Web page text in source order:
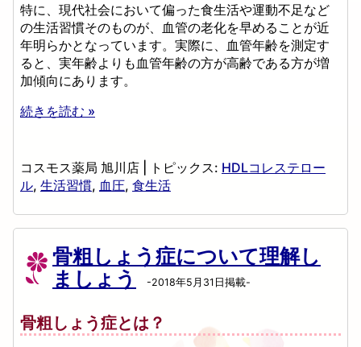
特に、現代社会において偏った食生活や運動不足など
の生活習慣そのものが、血管の老化を早めることが近
年明らかとなっています。実際に、血管年齢を測定す
ると、実年齢よりも血管年齢の方が高齢である方が増
加傾向にあります。
続きを読む »
コスモス薬局 旭川店 トピックス: HDLコレステロー
ル, 生活習慣, 血圧, 食生活
骨粗しょう症について理解し
ましょう
-2018年5月31日掲載-
骨粗しょう症とは？